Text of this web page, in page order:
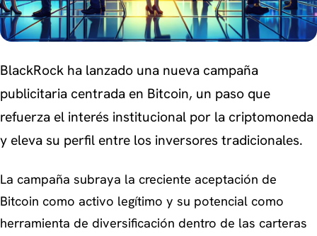
BlackRock ha lanzado una nueva campaña
publicitaria centrada en Bitcoin, un paso que
refuerza el interés institucional por la criptomoneda
y eleva su perfil entre los inversores tradicionales.
La campaña subraya la creciente aceptación de
Bitcoin como activo legítimo y su potencial como
herramienta de diversificación dentro de las carteras